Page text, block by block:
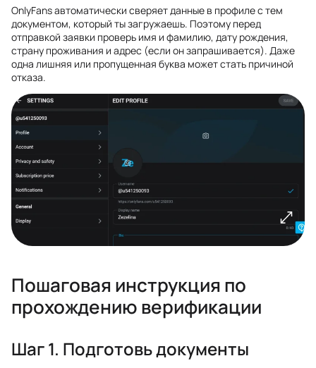
OnlyFans автоматически сверяет данные в профиле с тем
документом, который ты загружаешь. Поэтому перед
отправкой заявки проверь имя и фамилию, дату рождения,
страну проживания и адрес (если он запрашивается). Даже
одна лишняя или пропущенная буква может стать причиной
отказа.
Пошаговая инструкция по
прохождению верификации
Шаг 1. Подготовь документы